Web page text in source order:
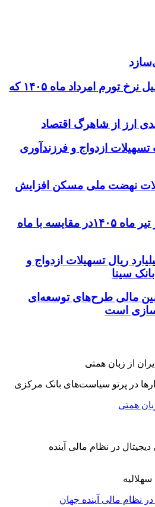
دو نکته مهم در تحلیل نرخ تورم امرداد ماه ۱۴۰۵ که
۲۱ همت تسهیلات ازدواج و فرزندآوری
نهضت ملی مسکن افزایش
نرخ تورم ماهانه در تیر ماه ۱۴۰۵در مقایسه با ماه
هزار میلیارد ریال تسهیلات ازدواج و
سینا
مالی طرح‌های توسعه‌ای
است
در پرتو سیاست‌های بانک مرکزی
همتی
نظام مالی آینده جهان